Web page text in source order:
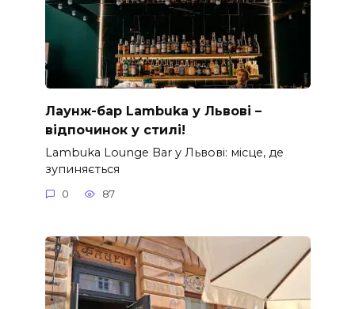
Лаунж-бар Lambuka у Львові –
відпочинок у стилі!
Lambuka Lounge Bar у Львові: місце, де
зупиняється
0 87